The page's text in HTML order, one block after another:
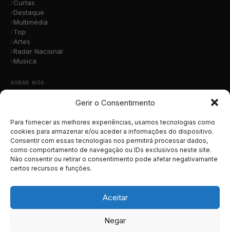
Gerir o Consentimento
Para fornecer as melhores experiências, usamos tecnologias como
cookies para armazenar e/ou aceder a informações do dispositivo.
Consentir com essas tecnologias nos permitirá processar dados,
como comportamento de navegação ou IDs exclusivos neste site.
Não consentir ou retirar o consentimento pode afetar negativamante
certos recursos e funções.
Aceitar
Negar
Curtas
Destaque
Multimédia
Top
Artes
Radar Nacional
Musica
SOBRE NÓS
Contacto
Submete a Tua Música
Publicidade
Apoiar o Projeto